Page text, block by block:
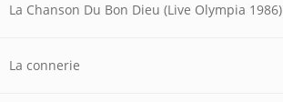
La Chanson Du Bon Dieu (Live Olympia 1986)
La connerie